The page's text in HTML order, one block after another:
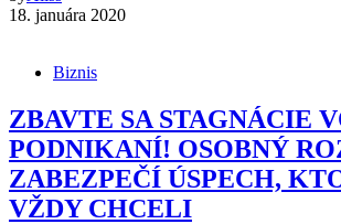
18. januára 2020
Biznis
ZBAVTE SA STAGNÁCIE
PODNIKANÍ! OSOBNÝ
ZABEZPEČÍ ÚSPECH,
VŽDY CHCELI